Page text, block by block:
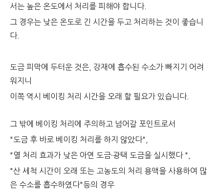
서는 높은 온도에서 처리를 피해야 합니다.
그 경우는 낮은 온도로 긴 시간을 두고 처리하는 것이 좋습니
다.
도금 피막에 두터운 것은, 강재에 흡수된 수소가 빠지기 어려
워지니
이쪽 역시 베이킹 처리 시간을 오래 할 필요가 있습니다.
그 밖에 베이킹 처리에 주의하고 넘어갈 포인트로서
"도금 후 바로 베이킹 처리를 하지 않았다",
"열 처리 효과가 낮은 아연 도금·광택 도금을 실시했다 ",
"산 세척 시간이 오래 또는 고농도의 처리 용액을 사용하여 많
은 수소를 흡수하였다"등의 경우